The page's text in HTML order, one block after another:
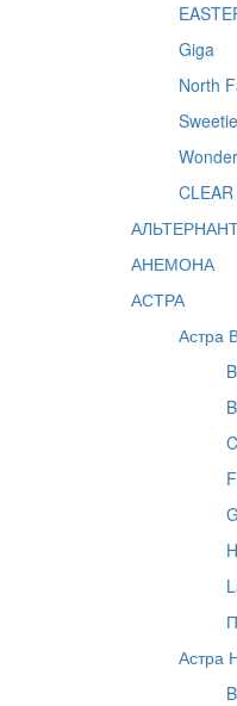
Giga
North
Sweetie
АНЕМОНА
АСТРА
Астра
Астра